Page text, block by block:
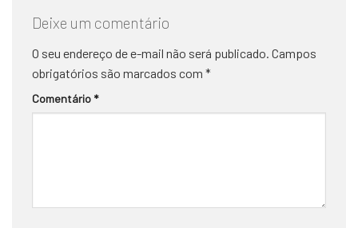
Deixe um comentário
O seu endereço de e-mail não será publicado. Campos
obrigatórios são marcados com *
Comentário *